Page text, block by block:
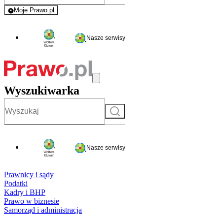
Moje Prawo.pl
- rejestracja i logowanie do serwisu
Nasze serwisy
Wyszukiwarka
Szukaj
Nasze serwisy
Prawnicy i sądy
Podatki
Kadry i BHP
Prawo w biznesie
Samorząd i administracja